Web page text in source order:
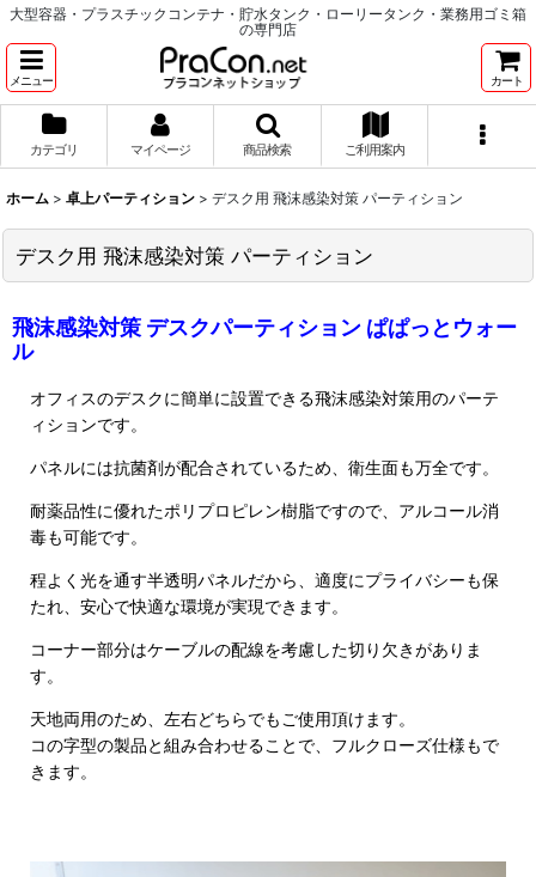
大型容器・プラスチックコンテナ・貯水タンク・ローリータンク・業務用ゴミ箱
の専門店
メニュー カート
カテゴリ マイページ 商品検索 ご利用案内
ホーム > 卓上パーティション > デスク用 飛沫感染対策 パーティション
デスク用 飛沫感染対策 パーティション
飛沫感染対策 デスクパーティション ぱぱっとウォー
ル
オフィスのデスクに簡単に設置できる飛沫感染対策用のパーテ
ィションです。
パネルには抗菌剤が配合されているため、衛生面も万全です。
耐薬品性に優れたポリプロピレン樹脂ですので、アルコール消
毒も可能です。
程よく光を通す半透明パネルだから、適度にプライバシーも保
たれ、安心で快適な環境が実現できます。
コーナー部分はケーブルの配線を考慮した切り欠きがありま
す。
天地両用のため、左右どちらでもご使用頂けます。
コの字型の製品と組み合わせることで、フルクローズ仕様もで
きます。